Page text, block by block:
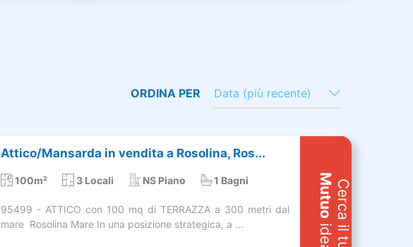
ORDINA PER Data (più recente)
Attico/Mansarda in vendita a Rosolina, Ros...
100m² 3 Locali NS Piano 1 Bagni
95499 - ATTICO con 100 mq di TERRAZZA a 300 metri dal
mare  Rosolina Mare In una posizione strategica, a ...
Cerca il tuo
Mutuo